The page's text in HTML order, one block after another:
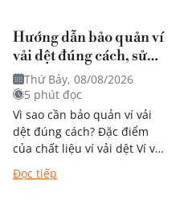
Hướng dẫn bảo quản ví
vải dệt đúng cách, sử
dụng bền theo thời gian
Thứ Bảy, 08/08/2026
5 phút đọc
Vì sao cần bảo quản ví vải
dệt đúng cách? Đặc điểm
của chất liệu ví vải dệt Ví vải
dệt được nhiều người yêu
thích nhờ thiết...
Đọc tiếp